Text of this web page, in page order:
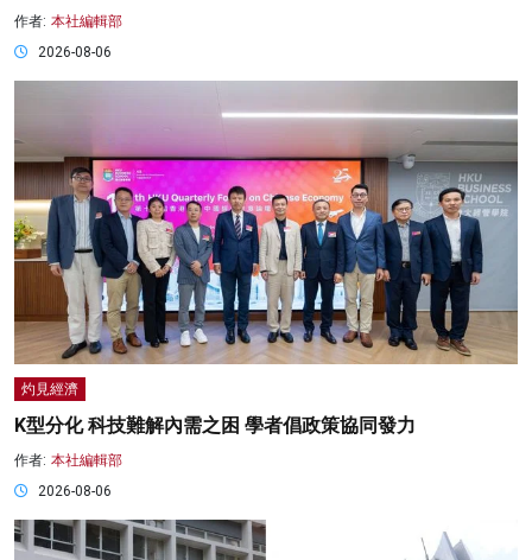
作者: 本社編輯部
2026-08-06
灼見經濟
K型分化 科技難解內需之困 學者倡政策協同發力
作者: 本社編輯部
2026-08-06